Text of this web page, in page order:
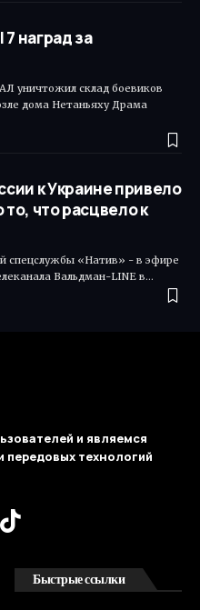
наград за
уничтожил склад боевиков
дома Нетаньяху Драма
к Украине привело
что расцвело к
спецслужбы «Натив» - в эфире
Вальдман-LINE в…
и являемся
передовых технологий
Быстрые ссылки